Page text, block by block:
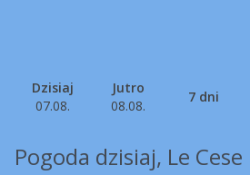
Dzisiaj
07.08.
Jutro
08.08.
7 dni
Pogoda dzisiaj, Le Cese